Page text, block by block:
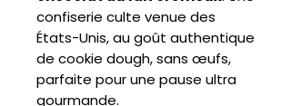
confiserie culte venue des
États-Unis, au goût authentique
de cookie dough, sans œufs,
parfaite pour une pause ultra
gourmande.